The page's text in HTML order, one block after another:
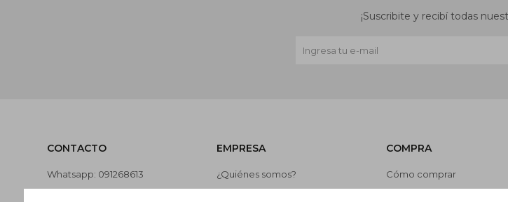
CONTACTO
Whatsapp: 091268613
EMPRESA
¿Quiénes somos?
COMPRA
Cómo comprar
¡Suscribite y recibí todas